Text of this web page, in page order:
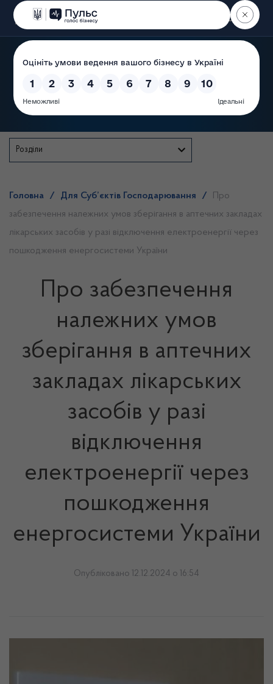
Пошук
Розділи
Головна / Для Суб’єктів Господарювання /
Про
забезпечення належних умов зберігання в аптечних закладах
лікарських засобів у разі відключення електроенергії через
пошкодження енергосистеми України
Про забезпечення
належних умов
зберігання в аптечних
закладах лікарських
засобів у разі
відключення
електроенергії через
пошкодження
енергосистеми України
Опубліковано 12.12.2024 о 16:54